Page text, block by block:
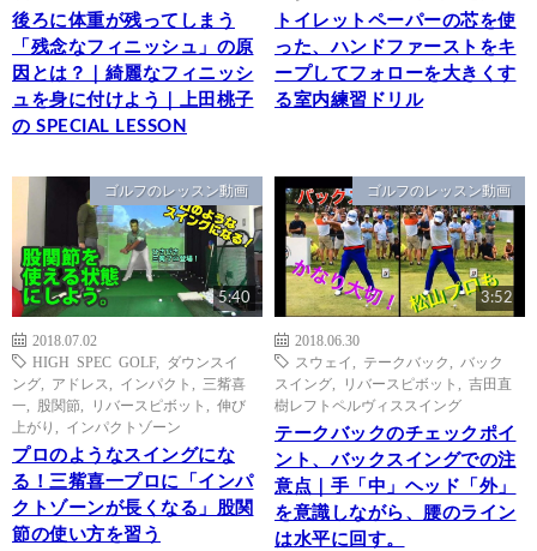
後ろに体重が残ってしまう
「残念なフィニッシュ」の原
因とは？｜綺麗なフィニッシ
ュを身に付けよう｜上田桃子
の SPECIAL LESSON
トイレットペーパーの芯を使
った、ハンドファーストをキ
ープしてフォローを大きくす
る室内練習ドリル
ゴルフのレッスン動画
5:40
2018.07.02
HIGH SPEC GOLF, ダウンスイ
ング
アドレス インパクト
三觜喜
一
股関節 リバースピボット
伸び
上がり
インパクトゾーン
プロのようなスイングにな
る！三觜喜一プロに「インパ
クトゾーンが長くなる」股関
節の使い方を習う
ゴルフのレッスン動画
3:52
2018.06.30
スウェイ
テークバック
バック
スイング
リバースピボット
吉田直
樹レフトペルヴィススイング
テークバックのチェックポイ
ント、バックスイングでの注
意点｜手「中」ヘッド「外」
を意識しながら、腰のライン
は水平に回す。